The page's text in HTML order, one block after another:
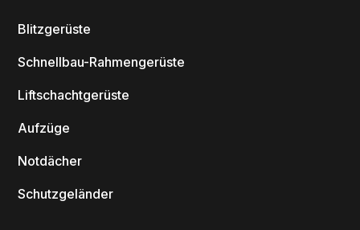
Blitzgerüste
Schnellbau-Rahmengerüste
Liftschachtgerüste
Aufzüge
Notdächer
Schutzgeländer